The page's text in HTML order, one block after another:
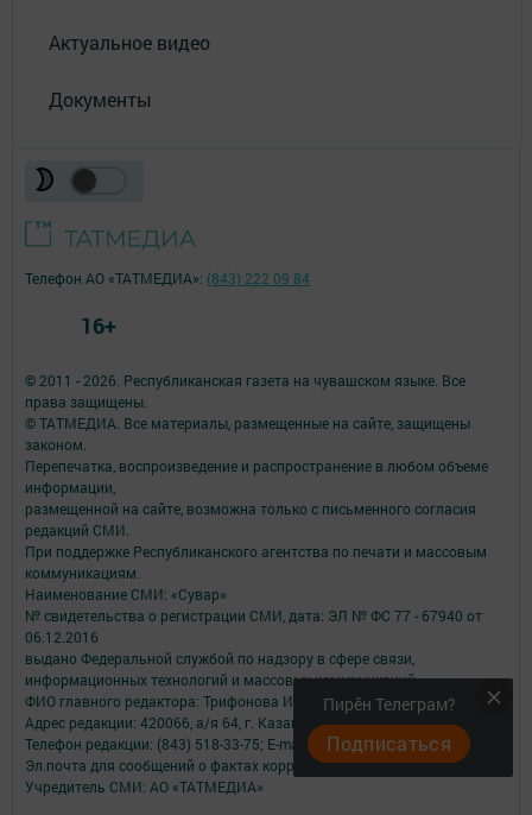
Актуальное видео
Документы
Пирӗн Телеграм?
Подписаться
© 2011 - 2026. Республиканская газета на чувашском языке. Все
права защищены.
© ТАТМЕДИА. Все материалы, размещенные на сайте, защищены
законом.
Перепечатка, воспроизведение и распространение в любом объеме
информации,
размещенной на сайте, возможна только с письменного согласия
редакций СМИ.
При поддержке Республиканского агентства по печати и массовым
коммуникациям.
Наименование СМИ: «Сувар»
№ свидетельства о регистрации СМИ, дата: ЭЛ № ФС 77 - 67940 от
06.12.2016
выдано Федеральной службой по надзору в сфере связи,
информационных технологий и массовых коммуникаций
ФИО главного редактора: Трифонова Ирина Федоровна
Адрес редакции: 420066, а/я 64, г. Казань, ул. Декабристов, д. 2
Телефон редакции: (843) 518-33-75; E-mail: suvar@mail.ru
Эл.почта для сообщений о фактах коррупции: suvar.dir@tatmedia.com
Учредитель СМИ: АО «ТАТМЕДИА»
Телефон АО «ТАТМЕДИА»: (843) 222 09 84
16+